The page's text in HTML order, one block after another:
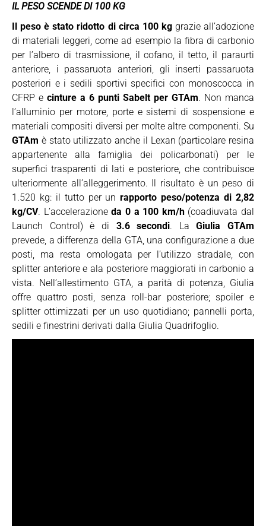
IL PESO SCENDE DI 100 KG
Il peso è stato ridotto di circa 100 kggrazie all’adozione
di materiali leggeri, come ad esempio la fibra di carbonio
per l’albero di trasmissione, il cofano, il tetto, il paraurti
anteriore, i passaruota anteriori, gli inserti passaruota
posteriori e i sedili sportivi specifici con monoscocca in
CFRP e cinture a 6 punti Sabelt per GTAm. Non manca
l’alluminio per motore, porte e sistemi di sospensione e
materiali compositi diversi per molte altre componenti. Su
GTAm è stato utilizzato anche il Lexan (particolare resina
appartenente alla famiglia dei policarbonati) per le
superfici trasparenti di lati e posteriore, che contribuisce
ulteriormente all’alleggerimento. Il risultato è un peso di
1.520 kg: il tutto per unrapporto peso/potenza di 2,82
kg/CV. L’accelerazioneda 0 a 100 km/h(coadiuvata dal
Launch Control) è di 3.6 secondi. LaGiulia GTAm
prevede, a differenza della GTA, una configurazione a due
posti, ma resta omologata per l’utilizzo stradale, con
splitter anteriore e ala posteriore maggiorati in carbonio a
vista. Nell’allestimento GTA, a parità di potenza, Giulia
offre quattro posti, senza roll-bar posteriore; spoiler e
splitter ottimizzati per un uso quotidiano; pannelli porta,
sedili e finestrini derivati dalla Giulia Quadrifoglio.